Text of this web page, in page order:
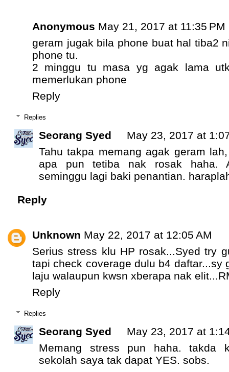
Anonymous May 21, 2017 at 11:35 PM
geram jugak bila phone buat hal tiba2
phone tu.
2 minggu tu masa yg agak lama
memerlukan phone
Reply
Replies
Seorang Syed
May 23, 2017 at
Tahu takpa memang agak geram
apa pun tetiba nak rosak haha.
seminggu lagi baki penantian.
Reply
Unknown May 22, 2017 at 12:05 AM
Serius stress klu HP rosak...Syed try
tapi check coverage dulu b4 daftar...sy
laju walaupun kwsn xberapa nak
Reply
Replies
Seorang Syed
May 23, 2017 at
Memang stress pun haha. takda
sekolah saya tak dapat YES. sobs.